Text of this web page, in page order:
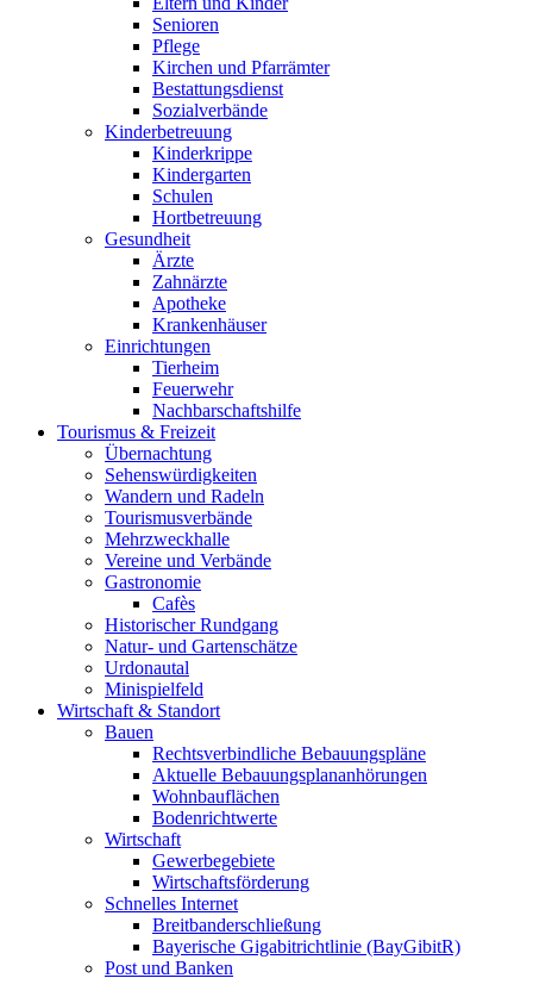
Senioren
Pflege
Kirchen und Pfarrämter
Bestattungsdienst
Sozialverbände
Kinderbetreuung
Kinderkrippe
Kindergarten
Schulen
Hortbetreuung
Gesundheit
Ärzte
Zahnärzte
Apotheke
Krankenhäuser
Einrichtungen
Tierheim
Feuerwehr
Nachbarschaftshilfe
Tourismus & Freizeit
Übernachtung
Sehenswürdigkeiten
Wandern und Radeln
Tourismusverbände
Mehrzweckhalle
Vereine und Verbände
Gastronomie
Cafès
Historischer Rundgang
Natur- und Gartenschätze
Urdonautal
Minispielfeld
Wirtschaft & Standort
Bauen
Rechtsverbindliche Bebauungspläne
Aktuelle Bebauungsplananhörungen
Wohnbauflächen
Bodenrichtwerte
Wirtschaft
Gewerbegebiete
Wirtschaftsförderung
Schnelles Internet
Breitbanderschließung
Bayerische Gigabitrichtlinie (BayGibitR)
Post und Banken